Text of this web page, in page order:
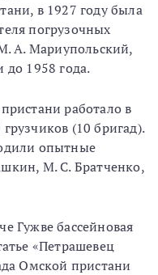
в 1927 году была
погрузочных
А. Мариупольский,
до 1958 года.
работало в
(10 бригад).
опытные
М. С. Братченко,
Гужве бассейновая
«Петрашевец
Омской пристани